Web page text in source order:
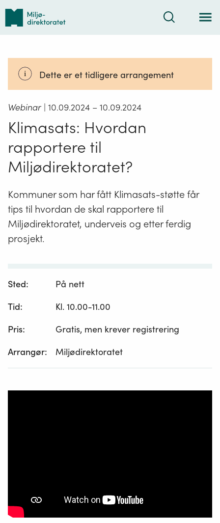
Tilbake
forsiden
Søk
Dette er et tidligere arrangement
Webinar | 10.09.2024 – 10.09.2024
Klimasats: Hvordan
rapportere til
Miljødirektoratet?
Kommuner som har fått Klimasats-støtte får
tips til hvordan de skal rapportere til
Miljødirektoratet, underveis og etter ferdig
prosjekt.
Sted:
På nett
Tid:
Kl. 10.00-11.00
Pris:
Gratis, men krever registrering
Arrangør:
Miljødirektoratet